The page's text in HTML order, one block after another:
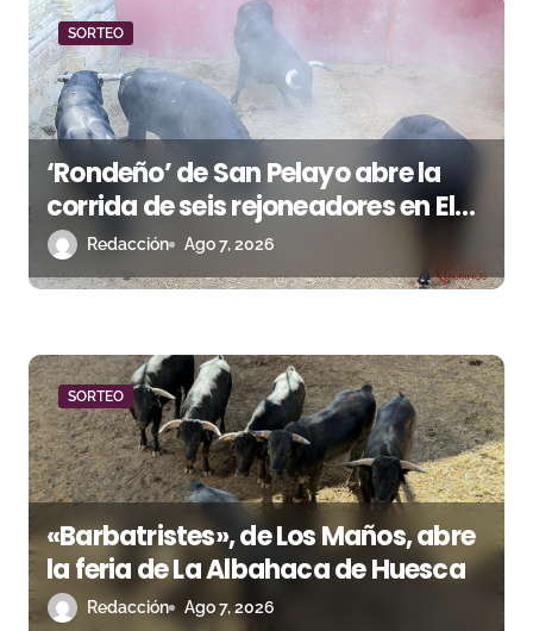
n
d
e
e
n
t
a
d
a
s
SORTEO
‘Rondeño’ de San Pelayo abre la
corrida de seis rejoneadores en El
Puerto de Santa María esta noche
Redacción Ago 7, 2026
SORTEO
«Barbatristes», de Los Maños, abre
la feria de La Albahaca de Huesca
Redacción Ago 7, 2026